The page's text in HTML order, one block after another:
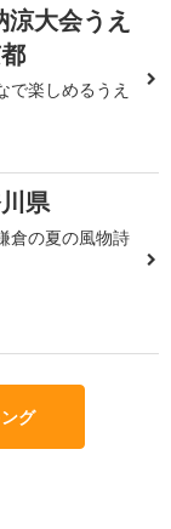
大会うえ
で楽しめるうえ
県
倉の夏の風物詩
グ